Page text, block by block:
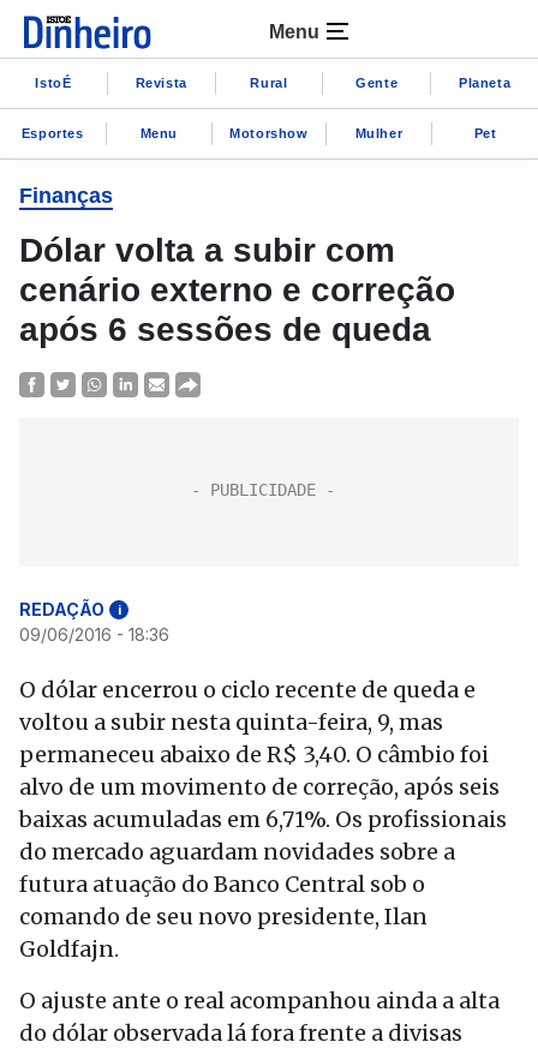
Menu
IstoÉ Revista Rural Gente Planeta
Esportes Menu Motorshow Mulher Pet
Finanças
Dólar volta a subir com
cenário externo e correção
após 6 sessões de queda
REDAÇÃO i
09/06/2016 - 18:36
O dólar encerrou o ciclo recente de queda e
voltou a subir nesta quinta-feira, 9, mas
permaneceu abaixo de R$ 3,40. O câmbio foi
alvo de um movimento de correção, após seis
baixas acumuladas em 6,71%. Os profissionais
do mercado aguardam novidades sobre a
futura atuação do Banco Central sob o
comando de seu novo presidente, Ilan
Goldfajn.
O ajuste ante o real acompanhou ainda a alta
do dólar observada lá fora frente a divisas